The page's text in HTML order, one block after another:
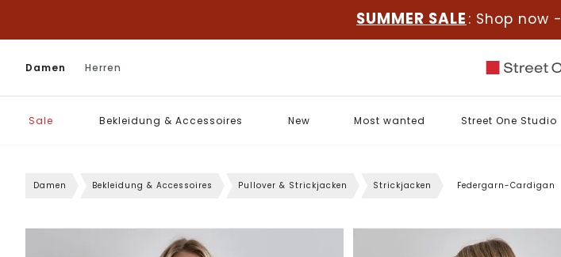
SUMMER SALE : Shop now -
Damen Herren
Sale Bekleidung & Accessoires New Most wanted Street One Studio
Damen Bekleidung & Accessoires Pullover & Strickjacken Strickjacken Federgarn-Cardigan